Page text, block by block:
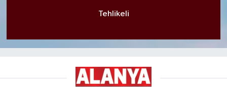
Tehlikeli